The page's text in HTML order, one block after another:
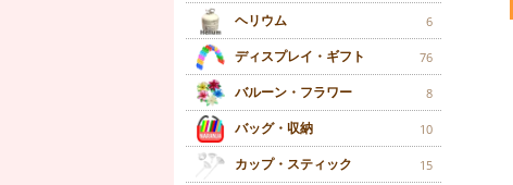
ヘリウム 6
ディスプレイ・ギフト 76
バルーン・フラワー 8
バッグ・収納 10
カップ・スティック 15